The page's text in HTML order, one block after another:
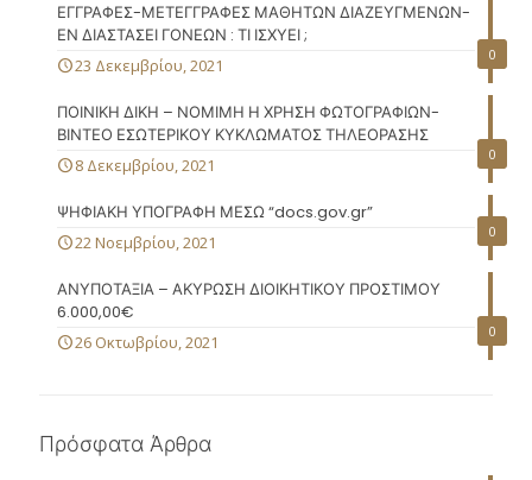
0
ΕΓΓΡΑΦΕΣ-ΜΕΤΕΓΓΡΑΦΕΣ ΜΑΘΗΤΩΝ ΔΙΑΖΕΥΓΜΕΝΩΝ-
ΕΝ ΔΙΑΣΤΑΣΕΙ ΓΟΝΕΩΝ : ΤΙ ΙΣΧΥΕΙ ;
23 Δεκεμβρίου, 2021
0
ΠΟΙΝΙΚΗ ΔΙΚΗ – ΝΟΜΙΜΗ Η ΧΡΗΣΗ ΦΩΤΟΓΡΑΦΙΩΝ-
ΒΙΝΤΕΟ ΕΣΩΤΕΡΙΚΟΥ ΚΥΚΛΩΜΑΤΟΣ ΤΗΛΕΟΡΑΣΗΣ
8 Δεκεμβρίου, 2021
0
ΨΗΦΙΑΚΗ ΥΠΟΓΡΑΦΗ ΜΕΣΩ “docs.gov.gr”
22 Νοεμβρίου, 2021
0
ΑΝΥΠΟΤΑΞΙΑ – ΑΚΥΡΩΣΗ ΔΙΟΙΚΗΤΙΚΟΥ ΠΡΟΣΤΙΜΟΥ
6.000,00€
26 Οκτωβρίου, 2021
Πρόσφατα Άρθρα